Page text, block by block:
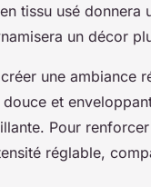
tissu usé donnera
un décor
une ambiance
et
Pour
réglable,